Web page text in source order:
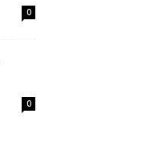
0
0